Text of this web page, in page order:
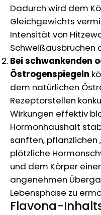
Dadurch wird dem
Gleichgewichts
Intensität von
Schweißausbrüchen
Bei schwankenden
Östrogenspiegeln
dem natürlichen
Rezeptorstellen
Wirkungen effektiv
Hormonhaushalt
sanften, pflanzlichen
plötzliche
und dem Körper
angenehmen
Lebensphase zu
Flavona-